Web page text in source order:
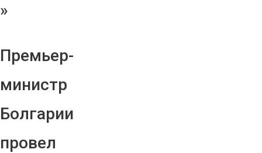
»
Премьер-
министр
Болгарии
провел